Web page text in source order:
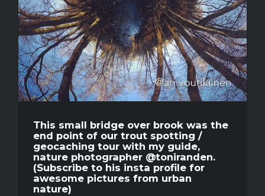
This small bridge over brook was the
end point of our trout spotting /
geocaching tour with my guide,
nature photographer @toniranden.
(Subscribe to his insta profile for
awesome pictures from urban
nature)